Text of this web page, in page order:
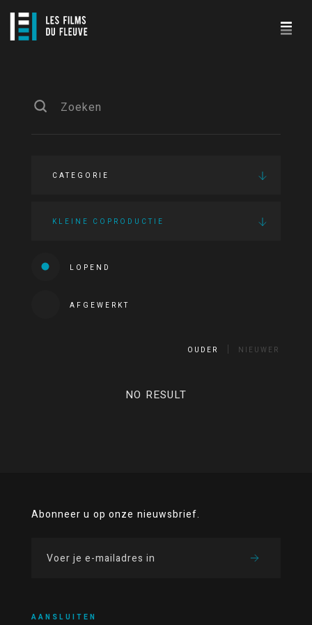
CATEGORIE
KLEINE COPRODUCTIE
LOPEND
AFGEWERKT
OUDER NIEUWER
NO RESULT
Abonneer u op onze nieuwsbrief.
AANSLUITEN